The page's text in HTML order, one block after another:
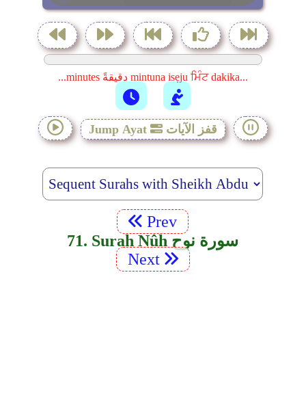
...minutes دقيقةً mintuna isẹju ਮਿੰਟ dakika...
Jump Ayat قفز الآيات
Prev
71. Surah Nûh سورة نوح
Next